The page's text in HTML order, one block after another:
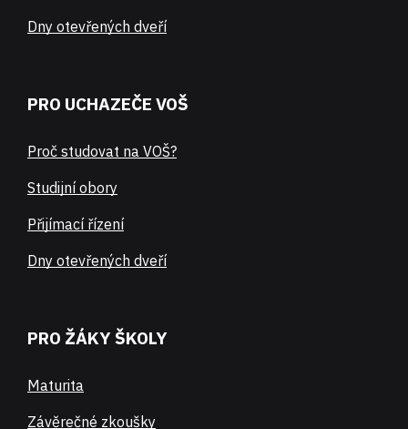
Dny otevřených dveří
PRO UCHAZEČE VOŠ
Proč studovat na VOŠ?
Studijní obory
Přijímací řízení
Dny otevřených dveří
PRO ŽÁKY ŠKOLY
Maturita
Závěrečné zkoušky